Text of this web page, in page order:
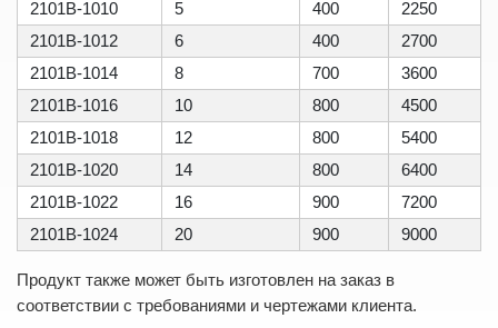
2101B-1010
5 400
2250
2101B-1012
6 400
2700
2101B-1014
8 700
3600
2101B-1016
10 800
4500
2101B-1018
12 800
5400
2101B-1020
14 800
6400
2101B-1022
16 900
7200
2101B-1024
20 900 9000
Продукт также может быть изготовлен на заказ в
соответствии с требованиями и чертежами клиента.